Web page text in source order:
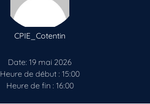
CPIE_Cotentin
Date: 19 mai 2026
Heure de début : 15:00
Heure de fin : 16:00